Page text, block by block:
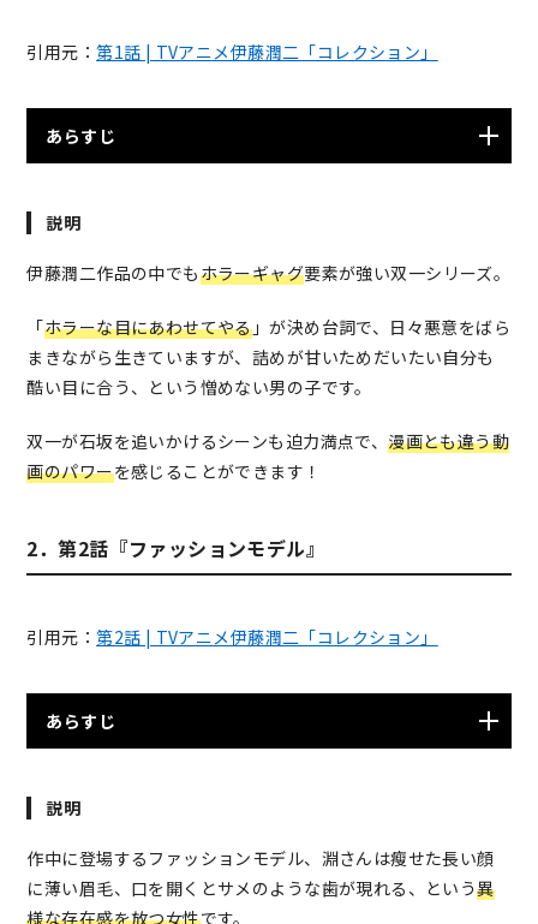
引用元：第1話 | TVアニメ伊藤潤二「コレクション」
あらすじ
られながらも誰からも相手にされず、家族の中でも浮い
にしろ「超人的な能力」を持っているのだ。それを知ら
ない周囲の者を心の中で見下しながら、深夜の杉林を訪
れる双一。彼の「超人的な能力」とは、不気味な呪いを
かける力だった。
説明
伊藤潤二作品の中でもホラーギャグ要素が強い双一シリーズ。
「ホラーな目にあわせてやる」が決め台詞で、日々悪意をばら
まきながら生きていますが、詰めが甘いためだいたい自分も
酷い目に合う、という憎めない男の子です。
双一が石坂を追いかけるシーンも迫力満点で、漫画とも違う動
画のパワーを感じることができます！
2．第2話『ファッションモデル』
引用元：第2話 | TVアニメ伊藤潤二「コレクション」
あらすじ
雑誌の中のモデルの異様な風貌が頭から離れず悩まされ
ルでは主演女優を公募することになる。応募書類の中に
は、岩崎が雑誌で見かけたモデルが。岩崎の反対にも関
説明
作中に登場するファッションモデル、淵さんは瘦せた長い顔
に薄い眉毛、口を開くとサメのような歯が現れる、という異
様な存在感を放つ女性です。